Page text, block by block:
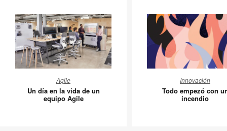
día
en
Agile
Un día en la vida de un
equipo Agile
empezó
con
Innovación
Todo empezó con
incendio